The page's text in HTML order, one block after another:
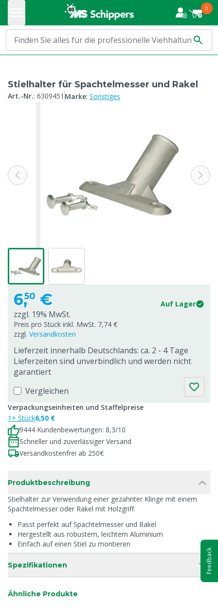
0
Stielhalter für Spachtelmesser und Rakel
Art.-Nr.: 6309451 Marke: Sonstiges
6,50 € Auf Lager
zzgl. 19% MwSt.
Preis pro Stück inkl. MwSt. 7,74 €
zzgl. Versandkosten
Lieferzeit innerhalb Deutschlands: ca. 2 - 4 Tage
Lieferzeiten sind unverbindlich und werden nicht
garantiert
Vergleichen
Verpackungseinheiten und Staffelpreise
1+ Stück6,50 €
9444 Kundenbewertungen: 8,3/10
Schneller und zuverlässiger Versand
Versandkostenfrei ab 250€
Produktbeschreibung
Stielhalter zur Verwendung einer gezahnter Klinge mit einem
Spachtelmesser oder Rakel mit Holzgriff.
Passt perfekt auf Spachtelmesser und Rakel
Hergestellt aus robustem, leichtem Aluminium
Einfach auf einen Stiel zu montieren
Spezifikationen
Ähnliche Produkte
Feedback